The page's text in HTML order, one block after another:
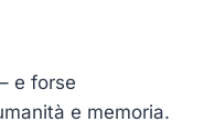
e forse
e memoria.